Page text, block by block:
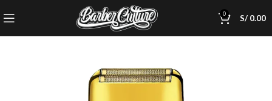
0 S/0.00